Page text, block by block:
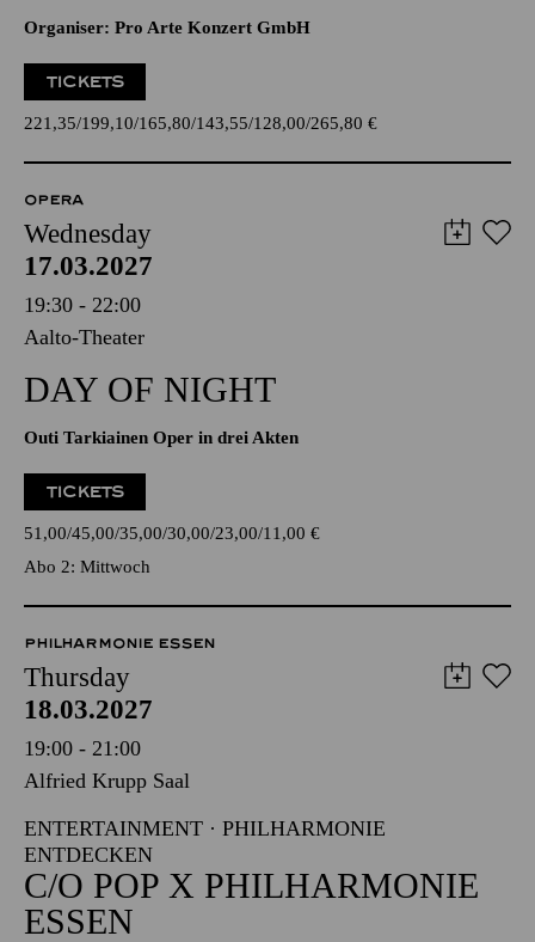
Organiser: Pro Arte Konzert GmbH
TICKETS
221,35 199,10 165,80 143,55 128,00 265,80 €
OPERA
Wednesday
17.03.2027
19:30 - 22:00
Aalto-Theater
DAY OF NIGHT
Outi Tarkiainen Oper in drei Akten
TICKETS
51,00 45,00 35,00 30,00 23,00 11,00 €
Abo 2: Mittwoch
PHILHARMONIE ESSEN
Thursday
18.03.2027
19:00 - 21:00
Alfried Krupp Saal
ENTERTAINMENT · PHILHARMONIE
ENTDECKEN
C/O POP X PHILHARMONIE
ESSEN